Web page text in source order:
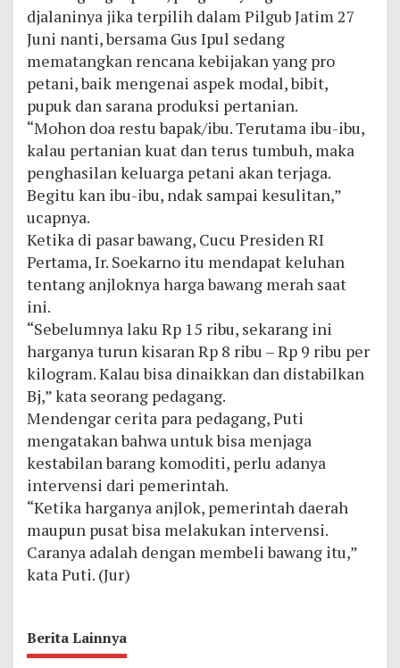
djalaninya jika terpilih dalam Pilgub Jatim 27
Juni nanti, bersama Gus Ipul sedang
mematangkan rencana kebijakan yang pro
petani, baik mengenai aspek modal, bibit,
pupuk dan sarana produksi pertanian.
“Mohon doa restu bapak/ibu. Terutama ibu-ibu,
kalau pertanian kuat dan terus tumbuh, maka
penghasilan keluarga petani akan terjaga.
Begitu kan ibu-ibu, ndak sampai kesulitan,”
ucapnya.
Ketika di pasar bawang, Cucu Presiden RI
Pertama, Ir. Soekarno itu mendapat keluhan
tentang anjloknya harga bawang merah saat
ini.
“Sebelumnya laku Rp 15 ribu, sekarang ini
harganya turun kisaran Rp 8 ribu – Rp 9 ribu per
kilogram. Kalau bisa dinaikkan dan distabilkan
Bj,” kata seorang pedagang.
Mendengar cerita para pedagang, Puti
mengatakan bahwa untuk bisa menjaga
kestabilan barang komoditi, perlu adanya
intervensi dari pemerintah.
“Ketika harganya anjlok, pemerintah daerah
maupun pusat bisa melakukan intervensi.
Caranya adalah dengan membeli bawang itu,”
kata Puti. (Jur)
Berita Lainnya